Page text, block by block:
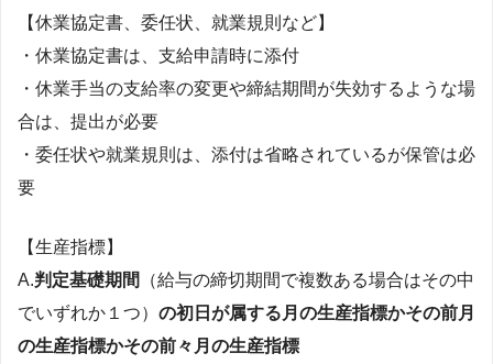
【休業協定書、委任状、就業規則など】
・休業協定書は、支給申請時に添付
・休業手当の支給率の変更や締結期間が失効するような場
合は、提出が必要
・委任状や就業規則は、添付は省略されているが保管は必
要
【生産指標】
A.判定基礎期間
（給与の締切期間で複数ある場合はその中
でいずれか１つ） の初日が属する月の生産指標かその前月
の生産指標かその前々月の生産指標